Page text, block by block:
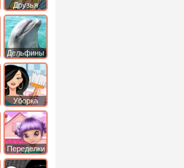
Друзья
ангелов
Дельфины
Уборка
Переделки